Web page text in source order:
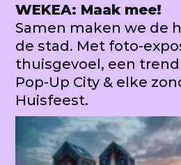
WEKEA: Maak mee!
Samen maken we de
de stad. Met foto-
thuisgevoel, een
Pop-Up City & elke
Huisfeest.